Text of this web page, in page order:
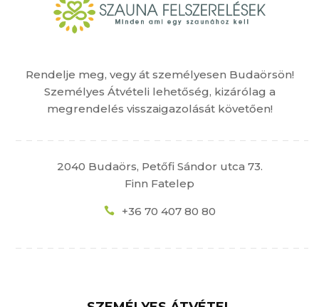
Rendelje meg, vegy át személyesen Budaörsön!
Személyes Átvételi lehetőség, kizárólag a
megrendelés visszaigazolását követően!
2040 Budaörs, Petőfi Sándor utca 73.
Finn Fatelep
+36 70 407 80 80